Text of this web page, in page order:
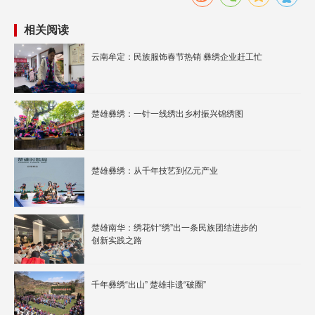
相关阅读
云南牟定：民族服饰春节热销 彝绣企业赶工忙
楚雄彝绣：一针一线绣出乡村振兴锦绣图
楚雄彝绣：从千年技艺到亿元产业
楚雄南华：绣花针“绣”出一条民族团结进步的
创新实践之路
千年彝绣“出山” 楚雄非遗“破圈”